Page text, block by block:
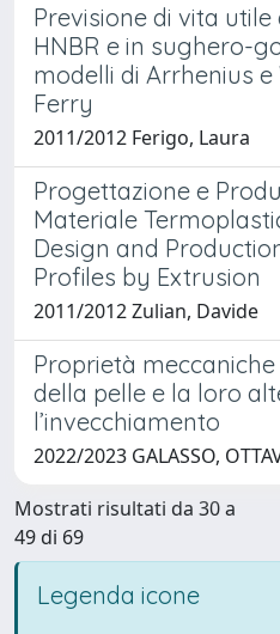
Previsione di vita
HNBR e in sughero-
modelli di Arrhenius
Ferry
2011/2012 Ferigo, Laura
Progettazione e
Materiale
Design and
Profiles by Extrusion
2011/2012 Zulian, Davide
Proprietà
della pelle e la loro
l’invecchiamento
2022/2023 GALASSO,
Mostrati risultati da 30 a
49 di 69
Legenda icone